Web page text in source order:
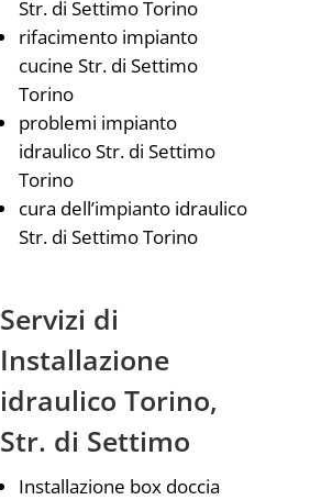
Str. di Settimo Torino
rifacimento impianto
cucine Str. di Settimo
Torino
problemi impianto
idraulico Str. di Settimo
Torino
cura dell’impianto idraulico
Str. di Settimo Torino
Servizi di
Installazione
idraulico Torino,
Str. di Settimo
Installazione box doccia